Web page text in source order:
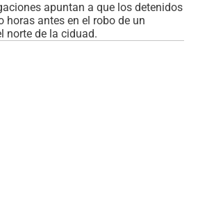
apuntan a que los detenidos
horas antes en el robo de un
norte de la ciduad.